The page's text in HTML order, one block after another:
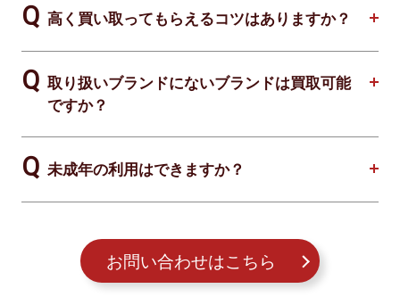
高く買い取ってもらえるコツはありますか？
取り扱いブランドにないブランドは買取可能
ですか？
未成年の利用はできますか？
お問い合わせはこちら